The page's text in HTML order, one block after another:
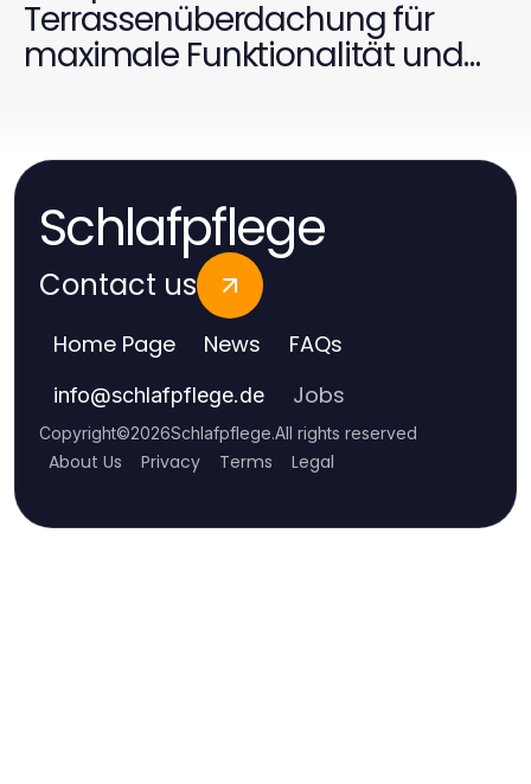
Terrassenüberdachung für
maximale Funktionalität und
Schlafpflege
Contact us
Home Page News FAQs
info@schlafpflege.de Jobs
Copyright©2026Schlafpflege.All rights reserved
About Us Privacy Terms Legal